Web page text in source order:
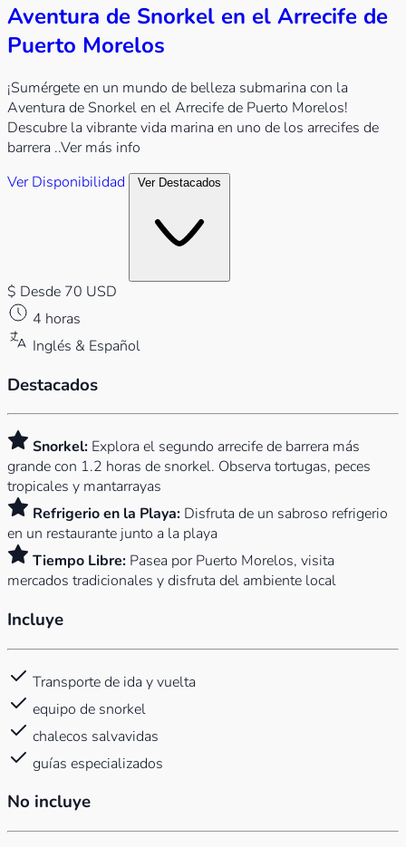
Aventura de Snorkel en el Arrecife de
Puerto Morelos
¡Sumérgete en un mundo de belleza submarina con la
Aventura de Snorkel en el Arrecife de Puerto Morelos!
Descubre la vibrante vida marina en uno de los arrecifes de
barrera ..Ver más info
Ver Disponibilidad
$ Desde 70 USD
4 horas
Inglés & Español
Destacados
Snorkel: Explora el segundo arrecife de barrera más
grande con 1.2 horas de snorkel. Observa tortugas, peces
tropicales y mantarrayas
Refrigerio en la Playa: Disfruta de un sabroso refrigerio
en un restaurante junto a la playa
Tiempo Libre: Pasea por Puerto Morelos, visita
mercados tradicionales y disfruta del ambiente local
Incluye
Transporte de ida y vuelta
equipo de snorkel
chalecos salvavidas
guías especializados
No incluye